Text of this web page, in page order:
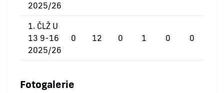
2025/26
1. ČLŽ U
13 9-16
2025/26
0 12 0 1 0 0
Fotogalerie